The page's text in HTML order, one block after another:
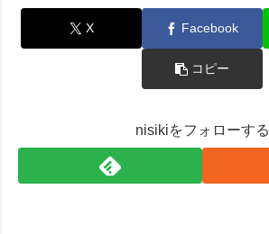
X Facebook
コピー
nisikiをフォローする